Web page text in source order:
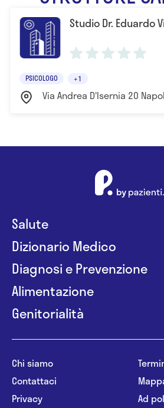
Studio Dr. Eduardo
PSICOLOGO +1
Via Andrea D'Isernia 20
Salute
Dizionario Medico
Diagnosi e Prevenzione
Alimentazione
Genitorialità
Chi siamo
Contattaci
Privacy
Ad